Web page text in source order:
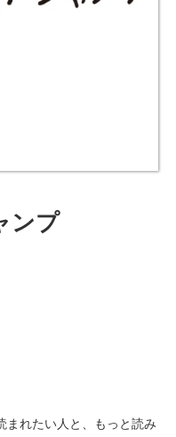
ンプ
まれたい人と、もっと読み